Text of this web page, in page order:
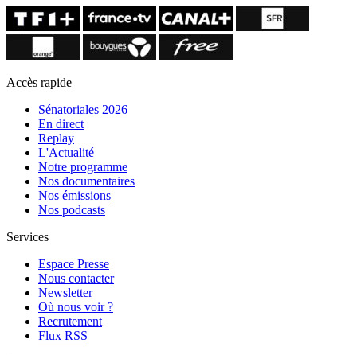
Accès rapide
Sénatoriales 2026
En direct
Replay
L'Actualité
Notre programme
Nos documentaires
Nos émissions
Nos podcasts
Services
Espace Presse
Nous contacter
Newsletter
Où nous voir ?
Recrutement
Flux RSS